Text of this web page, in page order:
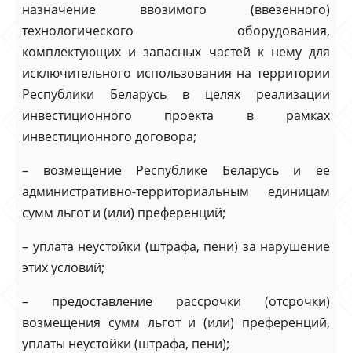
назначение ввозимого (ввезенного)
технологического оборудования,
комплектующих и запасных частей к нему для
исключительного использования на территории
Республики Беларусь в целях реализации
инвестиционного проекта в рамках
инвестиционного договора;
– возмещение Республике Беларусь и ее
административно-территориальным единицам
сумм льгот и (или) преференций;
– уплата неустойки (штрафа, пени) за нарушение
этих условий;
– предоставление рассрочки (отсрочки)
возмещения сумм льгот и (или) преференций,
уплаты неустойки (штрафа, пени);